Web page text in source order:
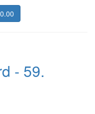
- 59.